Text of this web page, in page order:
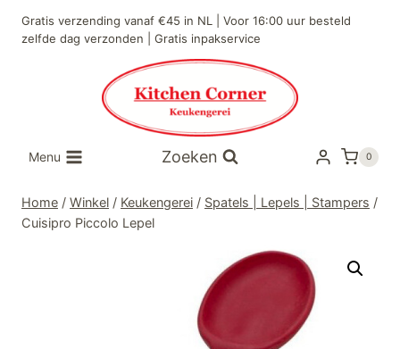
naar
Gratis verzending vanaf €45 in NL | Voor 16:00 uur besteld
zelfde dag verzonden | Gratis inpakservice
Menu Zoeken 0
Home / Winkel / Keukengerei / Spatels | Lepels | Stampers /
Cuisipro Piccolo Lepel